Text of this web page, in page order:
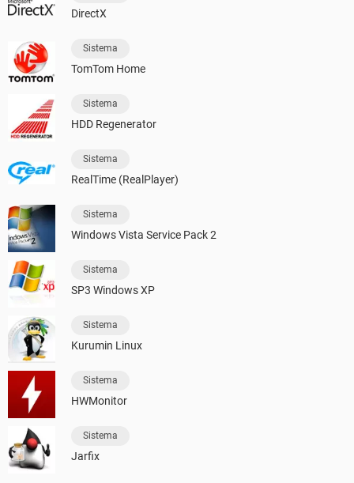
DirectX
Sistema
TomTom Home
Sistema
HDD Regenerator
Sistema
RealTime (RealPlayer)
Sistema
Windows Vista Service Pack 2
Sistema
SP3 Windows XP
Sistema
Kurumin Linux
Sistema
HWMonitor
Sistema
Jarfix